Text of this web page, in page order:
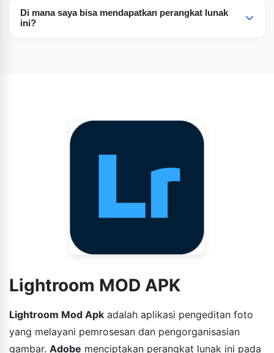
selama 7 hari.
Di mana saya bisa mendapatkan perangkat lunak
ini?
Lightroom MOD APK
Lightroom Mod Apk adalah aplikasi pengeditan foto
yang melayani pemrosesan dan pengorganisasian
gambar. Adobe menciptakan perangkat lunak ini pada